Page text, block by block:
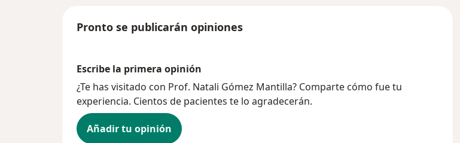
Pronto se publicarán opiniones
Escribe la primera opinión
¿Te has visitado con Prof. Natali Gómez Mantilla? Comparte cómo fue tu
experiencia. Cientos de pacientes te lo agradecerán.
Añadir tu opinión